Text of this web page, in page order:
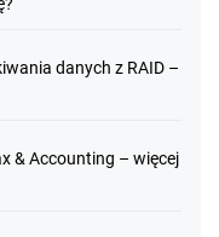
danych z RAID –
& Accounting – więcej